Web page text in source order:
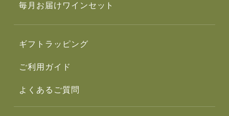
毎月お届けワインセット
ギフトラッピング
ご利用ガイド
よくあるご質問